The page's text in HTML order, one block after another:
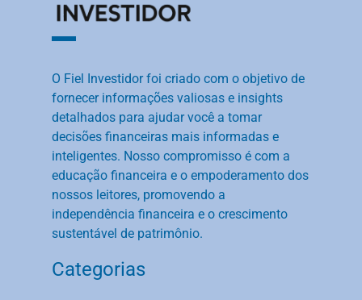
O Fiel Investidor foi criado com o objetivo de
fornecer informações valiosas e insights
detalhados para ajudar você a tomar
decisões financeiras mais informadas e
inteligentes. Nosso compromisso é com a
educação financeira e o empoderamento dos
nossos leitores, promovendo a
independência financeira e o crescimento
sustentável de patrimônio.
Categorias